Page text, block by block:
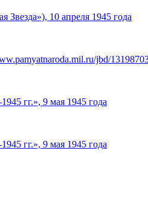
Звезда»), 10 апреля 1945 года
jbd/
гг.», 9 мая 1945 года
гг.», 9 мая 1945 года